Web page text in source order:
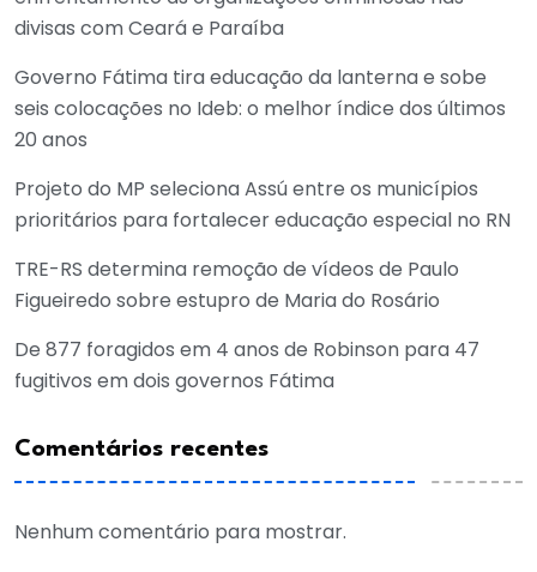
divisas com Ceará e Paraíba
Governo Fátima tira educação da lanterna e sobe
seis colocações no Ideb: o melhor índice dos últimos
20 anos
Projeto do MP seleciona Assú entre os municípios
prioritários para fortalecer educação especial no RN
TRE-RS determina remoção de vídeos de Paulo
Figueiredo sobre estupro de Maria do Rosário
De 877 foragidos em 4 anos de Robinson para 47
fugitivos em dois governos Fátima
Comentários recentes
Nenhum comentário para mostrar.